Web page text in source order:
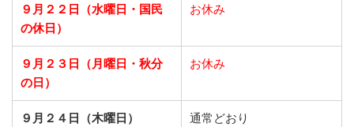
９月２２日
（水曜日・国民
の休日）
お休み
９月２３日
（月曜日・秋分
の日）
お休み
９月２４日（木曜日） 通常どおり